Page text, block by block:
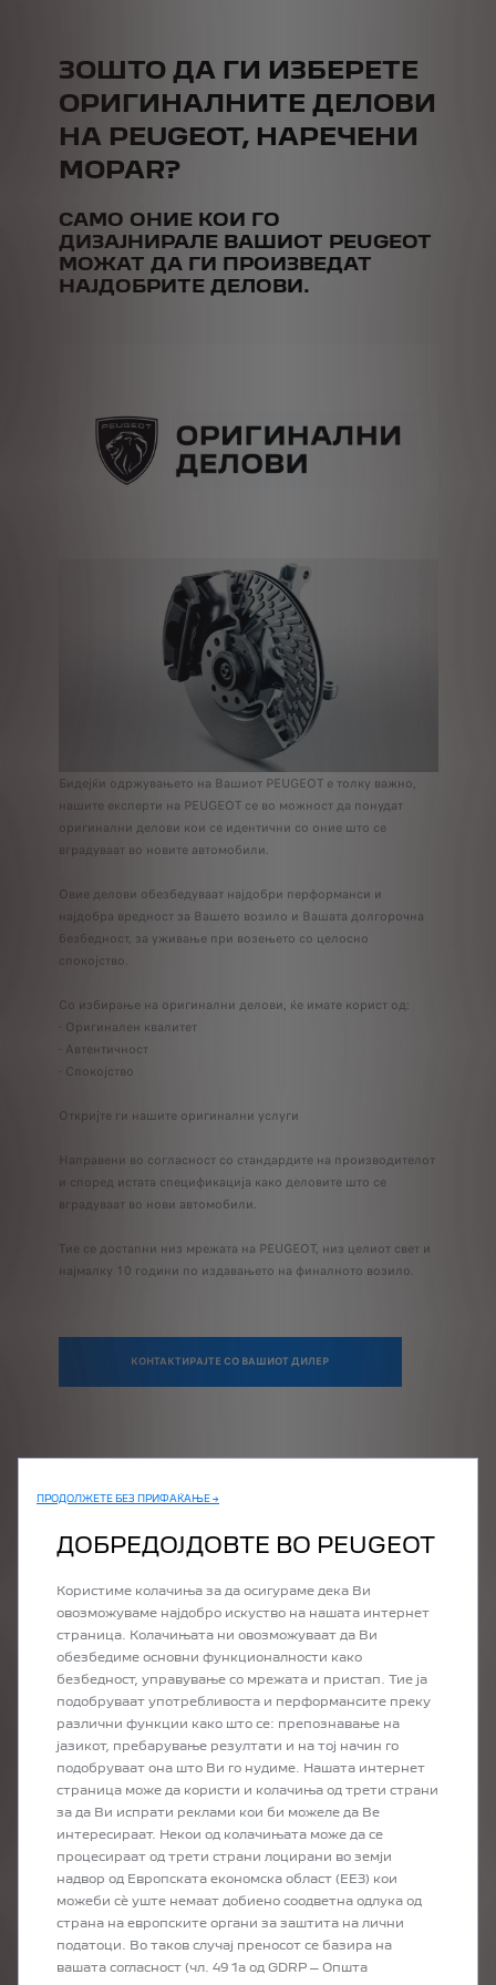
ЗОШТО ДА ГИ ИЗБЕРЕТЕ
ОРИГИНАЛНИТЕ ДЕЛОВИ
НА PEUGEOT, НАРЕЧЕНИ
MOPAR?
САМО ОНИЕ КОИ ГО
ДИЗАЈНИРАЛЕ ВАШИОТ PEUGEOT
МОЖАТ ДА ГИ ПРОИЗВЕДАТ
НАЈДОБРИТЕ ДЕЛОВИ.
Бидејќи одржувањето на Вашиот PEUGEOT е толку важно,
нашите експерти на PEUGEOT се во можност да понудат
оригинални делови кои се идентични со оние што се
вградуваат во новите автомобили.
Овие делови обезбедуваат најдобри перформанси и
најдобра вредност за Вашето возило и Вашата долгорочна
безбедност, за уживање при возењето со целосно
спокојство.
Со избирање на оригинални делови, ќе имате корист од:
- Оригинален квалитет
- Автентичност
- Спокојство
Откријте ги нашите оригинални услуги
Направени во согласност со стандардите на производителот
и според истата спецификација како деловите што се
вградуваат во нови автомобили.
Тие се достапни низ мрежата на PEUGEOT, низ целиот свет и
најмалку 10 години по издавањето на финалното возило.
КОНТАКТИРАЈТЕ СО ВАШИОТ ДИЛЕР
ДЕЛОВИ ОД ПОВЕЌЕ
ЦЕНА И ПЕРФОРМАНСИ
ПРОДОЛЖЕТЕ БЕЗ ПРИФАЌАЊЕ →
ДОБРЕДОЈДОВТЕ ВО PEUGEOT
Користиме колачиња за да осигураме дека Ви
овозможуваме најдобро искуство на нашата интернет
страница. Колачињата ни овозможуваат да Ви
обезбедиме основни функционалности како
безбедност, управување со мрежата и пристап. Тие ја
подобруваат употребливоста и перформансите преку
различни функции како што се: препознавање на
јазикот, пребарување резултати и на тој начин го
подобруваат она што Ви го нудиме. Нашата интернет
страница може да користи и колачиња од трети страни
за да Ви испрати реклами кои би можеле да Ве
интересираат. Некои од колачињата може да се
процесираат од трети страни лоцирани во земји
надвор од Европската економска област (ЕЕЗ) кои
можеби сѐ уште немаат добиено соодветна одлука од
страна на европските органи за заштита на лични
податоци. Во таков случај преносот се базира на
вашата согласност (чл. 49 1а од GDRP – Општа